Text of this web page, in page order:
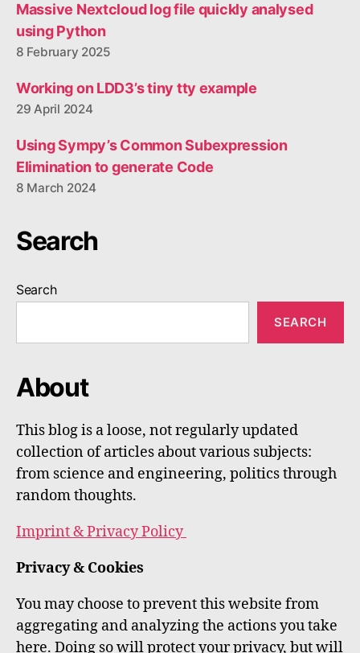
Massive Nextcloud log file quickly analysed
using Python
8 February 2025
Working on LDD3’s tiny tty example
29 April 2024
Using Sympy’s Common Subexpression
Elimination to generate Code
8 March 2024
Search
Search
SEARCH
About
This blog is a loose, not regularly updated
collection of articles about various subjects:
from science and engineering, politics through
random thoughts.
Imprint & Privacy Policy
Privacy & Cookies
You may choose to prevent this website from
aggregating and analyzing the actions you take
here. Doing so will protect your privacy, but will